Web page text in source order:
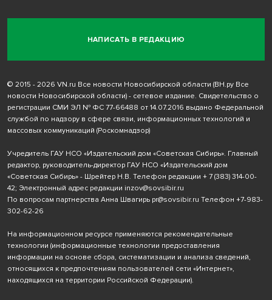
НАПИСАТЬ В РЕДАКЦИЮ
© 2015 - 2026 VN.ru Все новости Новосибирской области (ВН.ру Все
новости Новосибирской области) - сетевое издание. Свидетельство о
регистрации СМИ ЭЛ № ФС 77-66488 от 14.07.2016 выдано Федеральной
службой по надзору в сфере связи, информационных технологий и
массовых коммуникаций (Роскомнадзор)
Учредитель ГАУ НСО «Издательский дом «Советская Сибирь». Главный
редактор, руководитель-директор ГАУ НСО «Издательский дом
«Советская Сибирь» - Шрейтер Н.В. Телефон редакции + 7 (383) 314-00-
42; Электронный адрес редакции inzov@sovsibir.ru
По вопросам партнерства Анна Швагирь pr@sovsibir.ru Телефон +7-983-
302-62-26
На информационном ресурсе применяются рекомендательные
технологии (информационные технологии предоставления
информации на основе сбора, систематизации и анализа сведений,
относящихся к предпочтениям пользователей сети «Интернет»,
находящихся на территории Российской Федерации).